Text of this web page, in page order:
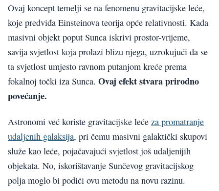
Ovaj koncept temelji se na fenomenu gravitacijske leće,
koje predviđa Einsteinova teorija opće relativnosti. Kada
masivni objekt poput Sunca iskrivi prostor-vrijeme,
savija svjetlost koja prolazi blizu njega, uzrokujući da se
ta svjetlost umjesto ravnom putanjom kreće prema
fokalnoj točki iza Sunca. Ovaj efekt stvara prirodno
povećanje.
Astronomi već koriste gravitacijske leće za promatranje
udaljenih galaksija, pri čemu masivni galaktički skupovi
služe kao leće, pojačavajući svjetlost još udaljenijih
objekata. No, iskorištavanje Sunčevog gravitacijskog
polja moglo bi podići ovu metodu na novu razinu.